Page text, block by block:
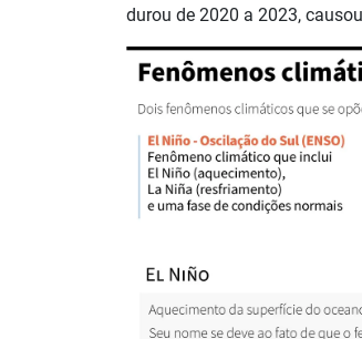
durou de 2020 a 2023,